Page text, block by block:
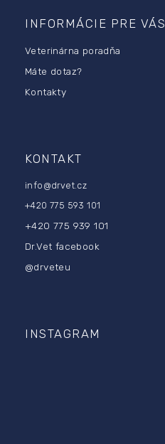
INFORMÁCIE PRE VÁS
Veterinárna poradňa
Máte dotaz?
Kontakty
KONTAKT
info @drvet.cz
+420 775 593 101
+420 775 939 101
Dr.Vet facebook
@drveteu
INSTAGRAM